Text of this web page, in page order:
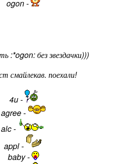
ogon -
:*ogon: без звездачки)))
смайлекав. поехали!
4u -
agree -
alc -
appl -
baby -